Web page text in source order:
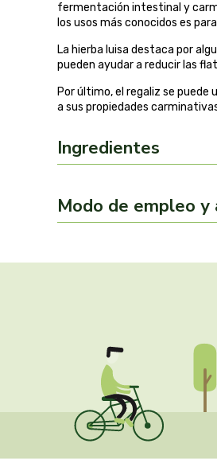
fermentación intestinal y
los usos más conocidos es
La hierba luisa destaca por
pueden ayudar a reducir las
Por último, el regaliz se puede
a sus propiedades
Ingredientes
Modo de empleo y